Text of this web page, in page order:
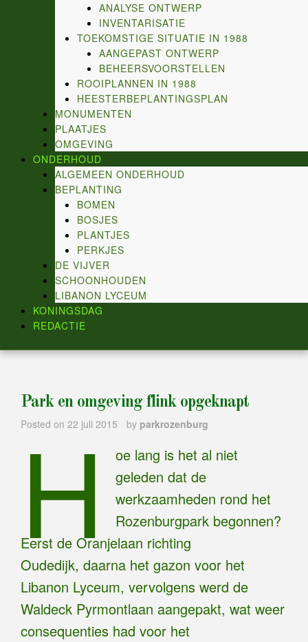
ANALYSE ONTWERP
INVENTARISATIE
TOEKOMSTIGE SITUATIE IN 1988
AANGEPAST ONTWERP
BEHEERSVOORSTELLEN
ROOIPLANNEN IN 1988
HEESTERBEPLANTINGSPLAN
MONUMENTEN
PLAATJES
OMGEVING
ONDERHOUD
ALGEMEEN ONDERHOUD
BEPLANTING
BOMEN
BOSJES
PLANTJES
PERKJES
DE VIJVER
SCHOONHOUDEN
LIBANON LYCEUM
KONINGSDAG
REDACTIE
Park en omgeving flink opgeknapt
Posted on 22 juli 2015 by parkrozenburg
H
oe lang is het al niet
geleden dat de
werkzaamheden rond het
Rozenburgpark begonnen?
Eerst de Oranjelaan richting
Oudedijk, daarna het gazon voor het
Libanon Lyceum, vervolgens werd de
Waldeck Pyrmontlaan aangepakt, wat weer
consequenties had voor het